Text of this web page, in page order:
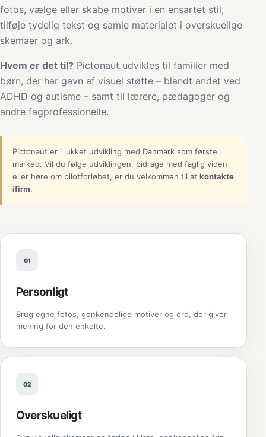
fotos, vælge eller skabe motiver i en ensartet stil,
tilføje tydelig tekst og samle materialet i overskuelige
skemaer og ark.
Hvem er det til? Pictonaut udvikles til familier med
børn, der har gavn af visuel støtte – blandt andet ved
ADHD og autisme – samt til lærere, pædagoger og
andre fagprofessionelle.
Pictonaut er i lukket udvikling med Danmark som første
marked. Vil du følge udviklingen, bidrage med faglig viden
eller høre om pilotforløbet, er du velkommen til at kontakte
ifirm.
01
Personligt
Brug egne fotos, genkendelige motiver og ord, der giver
mening for den enkelte.
02
Overskueligt